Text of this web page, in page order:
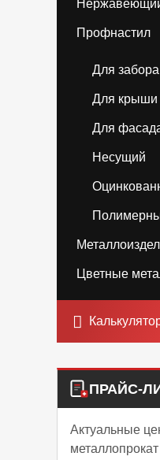
Профнастил
Для забора
Для крыши
Для
Несущий
Цветные
ПРАЙС-
Актуальные